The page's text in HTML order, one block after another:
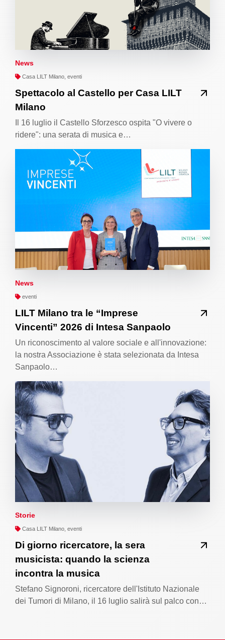
News
Casa LILT Milano, eventi
Spettacolo al Castello per Casa LILT
Milano
Il 16 luglio il Castello Sforzesco ospita "O vivere o
ridere": una serata di musica e…
News
eventi
LILT Milano tra le “Imprese
Vincenti” 2026 di Intesa Sanpaolo
Un riconoscimento al valore sociale e all'innovazione:
la nostra Associazione è stata selezionata da Intesa
Sanpaolo…
Storie
Casa LILT Milano, eventi
Di giorno ricercatore, la sera
musicista: quando la scienza
incontra la musica
Stefano Signoroni, ricercatore dell'Istituto Nazionale
dei Tumori di Milano, il 16 luglio salirà sul palco con…